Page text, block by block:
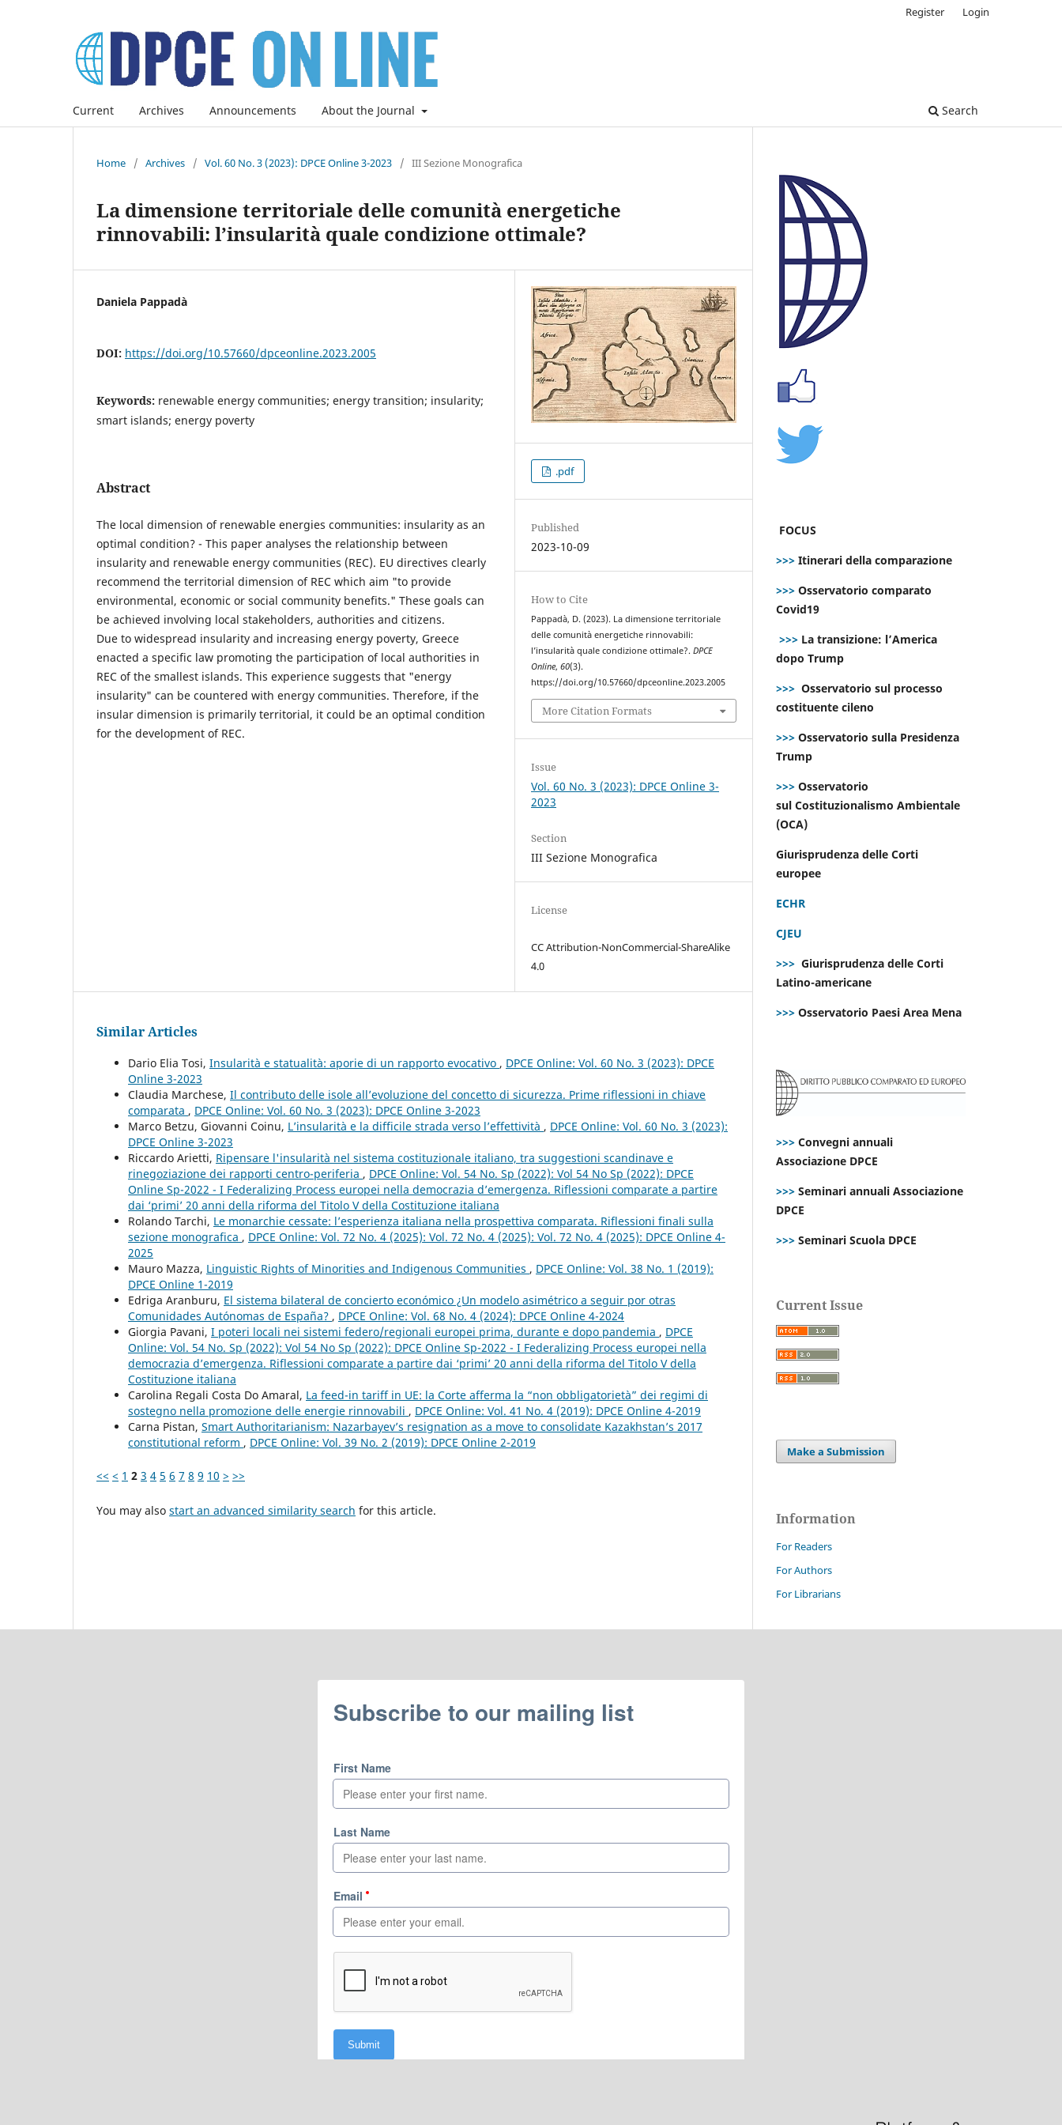
Current Archives Announcements About the Journal Search
Register Login
Home / Archives / Vol. 60 No. 3 (2023): DPCE Online 3-2023 / III Sezione Monografica
La dimensione territoriale delle comunità energetiche
rinnovabili: l’insularità quale condizione ottimale?
Daniela Pappadà
DOI: https://doi.org/10.57660/dpceonline.2023.2005
Keywords: renewable energy communities; energy transition; insularity;
smart islands; energy poverty
Abstract
The local dimension of renewable energies communities: insularity as an
optimal condition? - This paper analyses the relationship between
insularity and renewable energy communities (REC). EU directives clearly
recommend the territorial dimension of REC which aim "to provide
environmental, economic or social community benefits." These goals can
be achieved involving local stakeholders, authorities and citizens.
Due to widespread insularity and increasing energy poverty, Greece
enacted a specific law promoting the participation of local authorities in
REC of the smallest islands. This experience suggests that "energy
insularity" can be countered with energy communities. Therefore, if the
insular dimension is primarily territorial, it could be an optimal condition
for the development of REC.
.pdf
Published
2023-10-09
How to Cite
Pappadà, D. (2023). La dimensione territoriale
delle comunità energetiche rinnovabili:
l’insularità quale condizione ottimale?.DPCE
Online,60(3).
https://doi.org/10.57660/dpceonline.2023.2005
More Citation Formats
Issue
Vol. 60 No. 3 (2023): DPCE Online 3-
2023
Section
III Sezione Monografica
License
CC Attribution-NonCommercial-ShareAlike
4.0
Similar Articles
Dario Elia Tosi, Insularità e statualità: aporie di un rapporto evocativo , DPCE Online: Vol. 60 No. 3 (2023): DPCE
Online 3-2023
Claudia Marchese, Il contributo delle isole all’evoluzione del concetto di sicurezza. Prime riflessioni in chiave
comparata , DPCE Online: Vol. 60 No. 3 (2023): DPCE Online 3-2023
Marco Betzu, Giovanni Coinu, L’insularità e la difficile strada verso l’effettività , DPCE Online: Vol. 60 No. 3 (2023):
DPCE Online 3-2023
Riccardo Arietti, Ripensare l'insularità nel sistema costituzionale italiano, tra suggestioni scandinave e
rinegoziazione dei rapporti centro-periferia , DPCE Online: Vol. 54 No. Sp (2022): Vol 54 No Sp (2022): DPCE
Online Sp-2022 - I Federalizing Process europei nella democrazia d’emergenza. Riflessioni comparate a partire
dai ‘primi’ 20 anni della riforma del Titolo V della Costituzione italiana
Rolando Tarchi, Le monarchie cessate: l’esperienza italiana nella prospettiva comparata. Riflessioni finali sulla
sezione monografica , DPCE Online: Vol. 72 No. 4 (2025): Vol. 72 No. 4 (2025): Vol. 72 No. 4 (2025): DPCE Online 4-
2025
Mauro Mazza, Linguistic Rights of Minorities and Indigenous Communities , DPCE Online: Vol. 38 No. 1 (2019):
DPCE Online 1-2019
Edriga Aranburu, El sistema bilateral de concierto económico ¿Un modelo asimétrico a seguir por otras
Comunidades Autónomas de España? , DPCE Online: Vol. 68 No. 4 (2024): DPCE Online 4-2024
Giorgia Pavani, I poteri locali nei sistemi federo/regionali europei prima, durante e dopo pandemia , DPCE
Online: Vol. 54 No. Sp (2022): Vol 54 No Sp (2022): DPCE Online Sp-2022 - I Federalizing Process europei nella
democrazia d’emergenza. Riflessioni comparate a partire dai ‘primi’ 20 anni della riforma del Titolo V della
Costituzione italiana
Carolina Regali Costa Do Amaral, La feed-in tariff in UE: la Corte afferma la “non obbligatorietà” dei regimi di
sostegno nella promozione delle energie rinnovabili , DPCE Online: Vol. 41 No. 4 (2019): DPCE Online 4-2019
Carna Pistan, Smart Authoritarianism: Nazarbayev’s resignation as a move to consolidate Kazakhstan’s 2017
constitutional reform , DPCE Online: Vol. 39 No. 2 (2019): DPCE Online 2-2019
<< < 1 2 3 4 5 6 7 8 9 10 > >>
You may also start an advanced similarity search for this article.
FOCUS
>>> Itinerari della comparazione
>>> Osservatorio comparato
Covid19
>>> La transizione: l’America
dopo Trump
>>> Osservatorio sul processo
costituente cileno
>>> Osservatorio sulla Presidenza
Trump
>>> Osservatorio
sul Costituzionalismo Ambientale
(OCA)
Giurisprudenza delle Corti
europee
ECHR
CJEU
>>> Giurisprudenza delle Corti
Latino-americane
>>> Osservatorio Paesi Area Mena
>>> Convegni annuali
Associazione DPCE
>>> Seminari annuali Associazione
DPCE
>>> Seminari Scuola DPCE
Current Issue
Make a Submission
Information
For Readers
For Authors
For Librarians